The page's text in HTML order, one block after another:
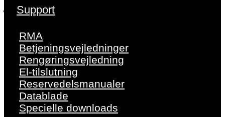
Support
RMA
Betjeningsvejledninger
Rengøringsvejledning
El-tilslutning
Reservedelsmanualer
Datablade
Specielle downloads